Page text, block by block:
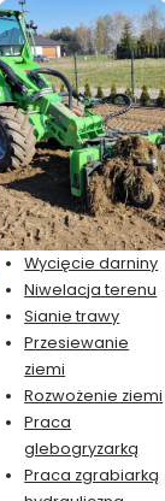
Wycięcie darniny
Niwelacja terenu
Sianie trawy
Przesiewanie
ziemi
Rozwożenie ziemi
Praca
glebogryzarką
Praca zgrabiarką